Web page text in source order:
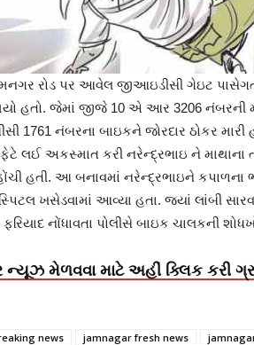
રોડ પર આવેલ જીઆઇડીસી ગેઇટ પાસેગત
હતો. જેમાં જીજે 10 એ આર 3206 નંબરની
1761 નંબરના બાઇકને જોરદાર ઠોકર
લઈ અકસ્માત કરી નરેન્દ્રભાઇ ને
હતી. આ બનાવમાં નરેન્દ્રભાઇને
ખસેડવામાં આવ્યા હતા. જ્યાં લાંબી
નોંધાવતા પોલીસે બાઇક ચાલકની
મેળવવા માટે અહીં ક્લિક કરી
news jamnagar fresh news